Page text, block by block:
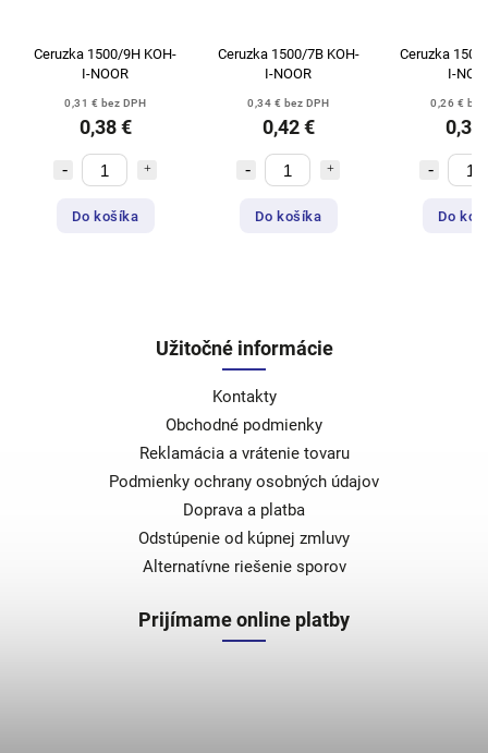
Ceruzka 1500/9H KOH-
I-NOOR
0,31 € bez DPH
0,38 €
Do košíka
Ceruzka 1500/7B KOH-
I-NOOR
0,34 € bez DPH
0,42 €
Do košíka
Ceruzka
I-
0,26 € bez
0,32
Do
Užitočné informácie
Kontakty
Obchodné podmienky
Reklamácia a vrátenie tovaru
Podmienky ochrany osobných údajov
Doprava a platba
Odstúpenie od kúpnej zmluvy
Alternatívne riešenie sporov
Prijímame online platby